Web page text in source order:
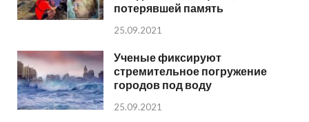
потерявшей память
25.09.2021
Ученые фиксируют
стремительное погружение
городов под воду
25.09.2021